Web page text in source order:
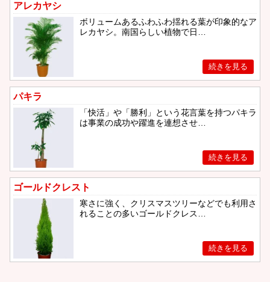
アレカヤシ
ボリュームあるふわふわ揺れる葉が印象的なア
レカヤシ。南国らしい植物で日…
パキラ
「快活」や「勝利」という花言葉を持つパキラ
は事業の成功や躍進を連想させ…
ゴールドクレスト
寒さに強く、クリスマスツリーなどでも利用さ
れることの多いゴールドクレス…